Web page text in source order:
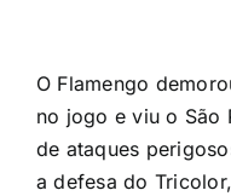
O Flamengo
no jogo e viu o São
de ataques
a defesa do